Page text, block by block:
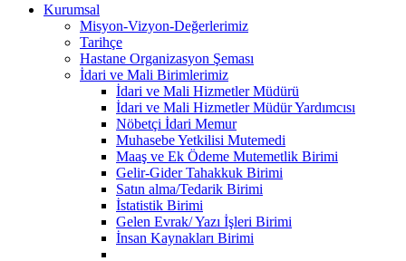
Kurumsal
Misyon-Vizyon-Değerlerimiz
Tarihçe
Hastane Organizasyon Şeması
İdari ve Mali Birimlerimiz
İdari ve Mali Hizmetler Müdürü
İdari ve Mali Hizmetler Müdür Yardımcısı
Nöbetçi İdari Memur
Muhasebe Yetkilisi Mutemedi
Maaş ve Ek Ödeme Mutemetlik Birimi
Gelir-Gider Tahakkuk Birimi
Satın alma/Tedarik Birimi
İstatistik Birimi
Gelen Evrak/ Yazı İşleri Birimi
İnsan Kaynakları Birimi